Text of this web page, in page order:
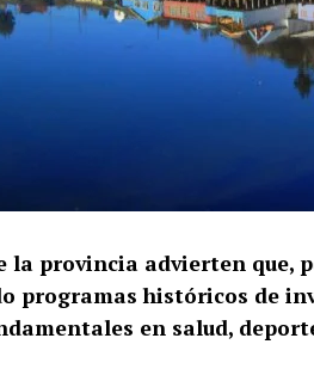
la provincia advierten que,
programas históricos de
en salud,